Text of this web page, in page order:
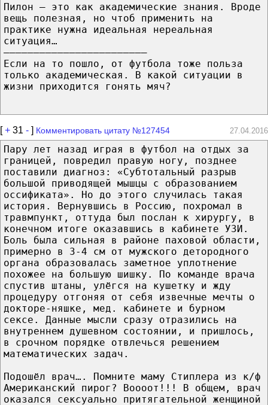
Пилон – это как академические знания. Вроде
вещь полезная, но чтоб применить на
практике нужна идеальная нереальная
ситуация…
––––––––––––––––––––––––
Если на то пошло, от футбола тоже польза
только академическая. В какой ситуации в
жизни приходится гонять мяч?
[+ 31 - ] Комментировать цитату №127454 27.04.2016
Пару лет назад играя в футбол на отдых за
границей, повредил правую ногу, позднее
поставили диагноз: «Субтотальный разрыв
большой приводящей мышцы с образованием
оссификата». Но до этого случилась такая
история. Вернувшись в Россию, похромал в
травмпункт, оттуда был послан к хирургу, в
конечном итоге оказавшись в кабинете УЗИ.
Боль была сильная в районе паховой области,
примерно в 3-4 см от мужского детородного
органа образовалась заметное уплотнение
похожее на большую шишку. По команде врача
спустив штаны, улёгся на кушетку и жду
процедуру отгоняя от себя извечные мечты о
докторе-няшке, мед. кабинете и бурном
сексе. Данные мысли сразу отразились на
внутреннем душевном состоянии, и пришлось,
в срочном порядке отвлечься решением
математических задач.
Подошёл врач…. Помните маму Стиплера из к/ф
Американский пирог? Воооот!!! В общем, врач
оказался сексуально притягательной женщиной